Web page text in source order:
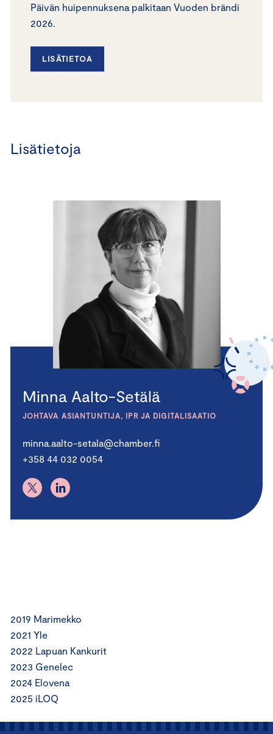
2019 Marimekko
2021 Yle
2022 Lapuan Kankurit
2023 Genelec
2024 Elovena
2025 iLOQ
Päivän huipennuksena palkitaan Vuoden brändi
2026.
LISÄTIETOA
Lisätietoja
Minna Aalto-Setälä
JOHTAVA ASIANTUNTIJA, IPR JA DIGITALISAATIO
minna.aalto-setala@chamber.fi
+358 44 032 0054